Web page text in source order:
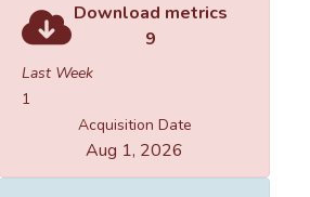
Download metrics
9
Last Week
1
Acquisition Date
Aug 1, 2026